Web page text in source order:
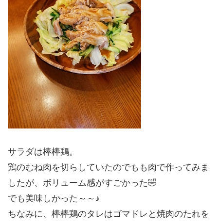
サラダは棒棒鶏。
鶏のむね肉を切らしていたのでもも肉で作ってみま
したが、ボリューム感がすごかった🤣
でも美味しかった～～♪
ちなみに、棒棒鶏のタレはゴマドレと焼肉のたれを